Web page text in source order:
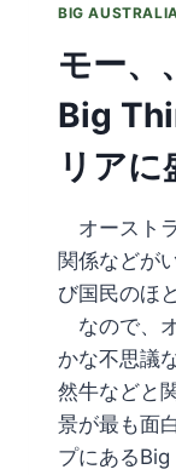
BIG
モー、
Big
リアに
オースト
関係などが
び国民のほ
なので、
かな不思議
然牛などと
景が最も面
プにある